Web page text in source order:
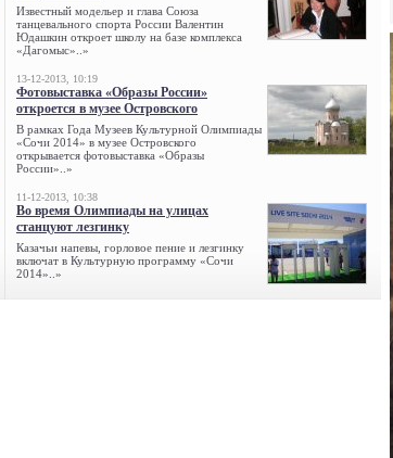
Известный модельер и глава Союза
танцевального спорта России Валентин
Юдашкин откроет школу на базе комплекса
«Дагомыс»..»
13-12-2013, 10:19
Фотовыставка «Образы России»
откроется в музее Островского
В рамках Года Музеев Культурной Олимпиады
«Сочи 2014» в музее Островского
открывается фотовыставка «Образы
России»..»
11-12-2013, 10:38
Во время Олимпиады на улицах
станцуют лезгинку
Казачьи напевы, горловое пение и лезгинку
включат в Культурную программу «Сочи
2014»..»